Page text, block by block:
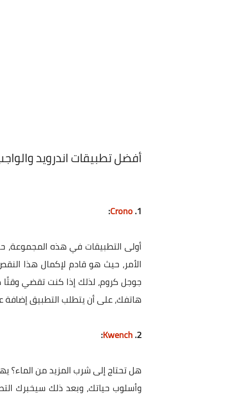
أفضل تطبيقات اندرويد والواجب
1.
Crono
:
الأمر، حيث هو قادم لإكمال هذا
جوجل كروم، لذلك إذا كنت تقضي
هاتفك، على أن يتطلب التطبيق
2.
Kwench
:
هل تحتاج إلى شرب المزيد من
وأسلوب حياتك، وبعد ذلك سيخبرك